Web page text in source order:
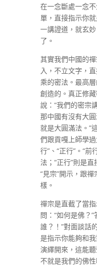
在一念斷處一念
單，直接指示你
一講證道，就玄
了。
其實我們中國的
入，不立文字，
乘的密法。最高
創造的。真正修
說：“我們的密宗
那中國有沒有大
就是大圓滿法。”
們跟貢嘎上師學
行”、“正行”。“
法；“正行”則是
“見宗”開示，跟
樣。
禪宗是直截了當
問：“如何是佛？
誰？！”對面談話
是指示你能夠和
演繹開來，這能
不就是我們的佛